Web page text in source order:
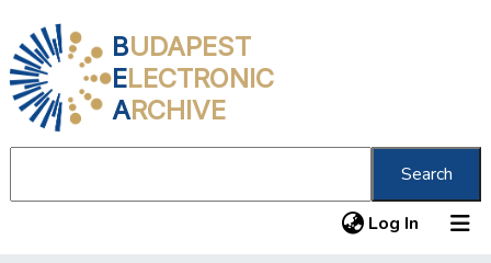
BUDAPEST
ELECTRONIC
ARCHIVE
Search
Log In (current)